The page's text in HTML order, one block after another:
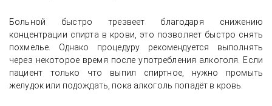
Больной быстро трезвеет благодаря снижению
концентрации спирта в крови, это позволяет быстро снять
похмелье. Однако процедуру рекомендуется выполнять
через некоторое время после употребления алкоголя. Если
пациент только что выпил спиртное, нужно промыть
желудок или подождать, пока алкоголь попадёт в кровь.